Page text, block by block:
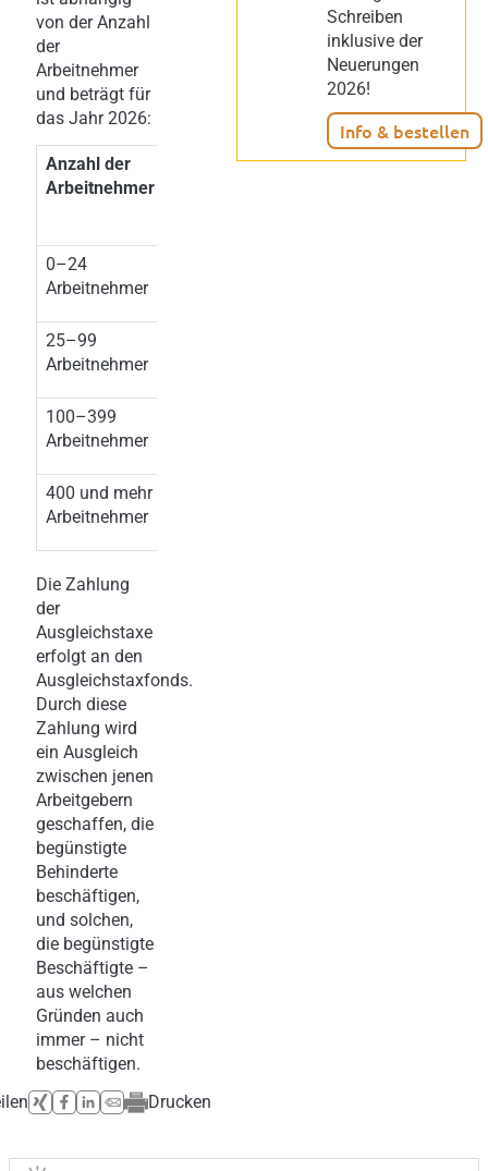
von der Anzahl
der
Arbeitnehmer
und beträgt für
das Jahr 2026:
Anzahl der
Arbeitnehmer
Monatliche
0–24
Arbeitnehmer
25–99
Arbeitnehmer
100–399
Arbeitnehmer
400 und mehr
Arbeitnehmer
Die Zahlung
der
Ausgleichstaxe
erfolgt an den
Ausgleichstaxfonds.
Durch diese
Zahlung wird
ein Ausgleich
zwischen jenen
Arbeitgebern
geschaffen, die
begünstigte
Behinderte
beschäftigen,
und solchen,
die begünstigte
Beschäftigte –
aus welchen
Gründen auch
immer – nicht
beschäftigen.
Drucken
Schreiben
inklusive der
Neuerungen
2026!
Info & bestellen